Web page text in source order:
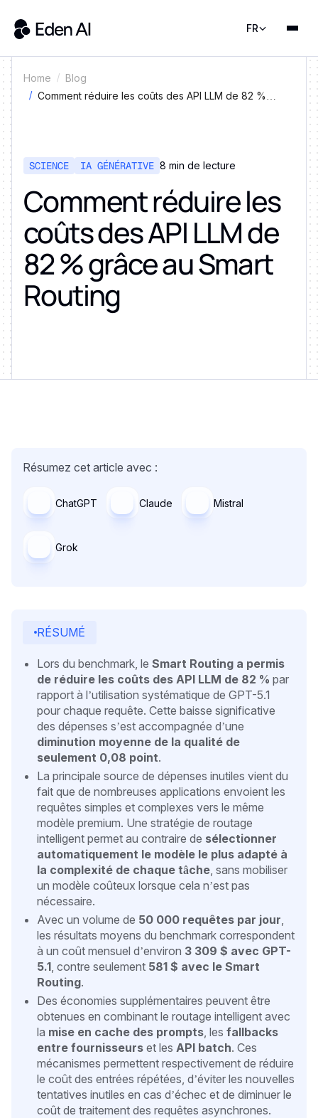
FR
Home
Blog
Comment réduire les coûts des API LLM de 82 %
SCIENCE IA GÉNÉRATIVE 8 min de lecture
Comment réduire les
coûts des API LLM de
82 % grâce au Smart
Routing
Résumez cet article avec :
ChatGPT Claude Mistral
Grok
RÉSUMÉ
Lors du benchmark, le Smart Routing a permis
de réduire les coûts des API LLM de 82 % par
rapport à l’utilisation systématique de GPT-5.1
pour chaque requête. Cette baisse significative
des dépenses s’est accompagnée d’une
diminution moyenne de la qualité de
seulement 0,08 point.
La principale source de dépenses inutiles vient du
fait que de nombreuses applications envoient les
requêtes simples et complexes vers le même
modèle premium. Une stratégie de routage
intelligent permet au contraire de sélectionner
automatiquement le modèle le plus adapté à
la complexité de chaque tâche , sans mobiliser
un modèle coûteux lorsque cela n’est pas
nécessaire.
Avec un volume de 50 000 requêtes par jour
les résultats moyens du benchmark correspondent
à un coût mensuel d’environ 3 309 $ avec GPT-
5.1 , contre seulement 581 $ avec le Smart
Routing.
Des économies supplémentaires peuvent être
obtenues en combinant le routage intelligent avec
la mise en cache des prompts , les fallbacks
entre fournisseurs et les API batch. Ces
mécanismes permettent respectivement de réduire
le coût des entrées répétées, d’éviter les nouvelles
tentatives inutiles en cas d’échec et de diminuer le
coût de traitement des requêtes asynchrones.